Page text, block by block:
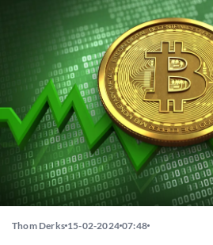
Thom Derks 15-02-2024 07:48